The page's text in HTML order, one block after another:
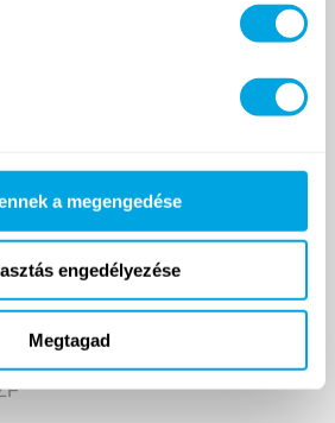
a megengedése
engedélyezése
Megtagad